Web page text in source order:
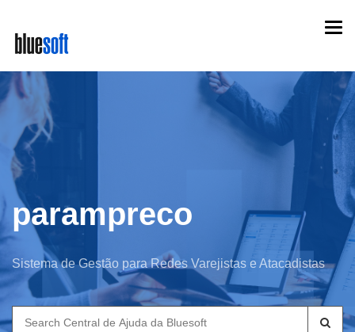
main
content
parampreco
Sistema de Gestão para Redes Varejistas e Atacadistas
Search